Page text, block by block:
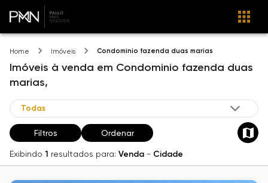
Home Imóveis Condominio fazenda duas marias
Imóveis à venda em Condominio fazenda duas
marias,
Filtros Ordenar
Exibindo 1 resultados para: Venda - Cidade